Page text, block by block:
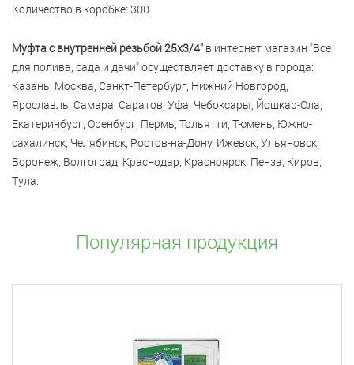
Количество в коробке: 300
Муфта с внутренней резьбой 25x3/4" в интернет магазин "Все
для полива, сада и дачи" осуществляет доставку в города:
Казань, Москва, Санкт-Петербург, Нижний Новгород,
Ярославль, Самара, Саратов, Уфа, Чебоксары, Йошкар-Ола,
Екатеринбург, Оренбург, Пермь, Тольятти, Тюмень, Южно-
сахалинск, Челябинск, Ростов-на-Дону, Ижевск, Ульяновск,
Воронеж, Волгоград, Краснодар, Красноярск, Пенза, Киров,
Тула.
Популярная продукция